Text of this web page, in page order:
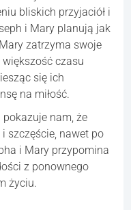
bliskich przyjaciół i
i Mary planują jak
zatrzyma swoje
czasu
się ich
na miłość.
nam, że
szczęście, nawet po
i Mary przypomina
z ponownego
życiu.